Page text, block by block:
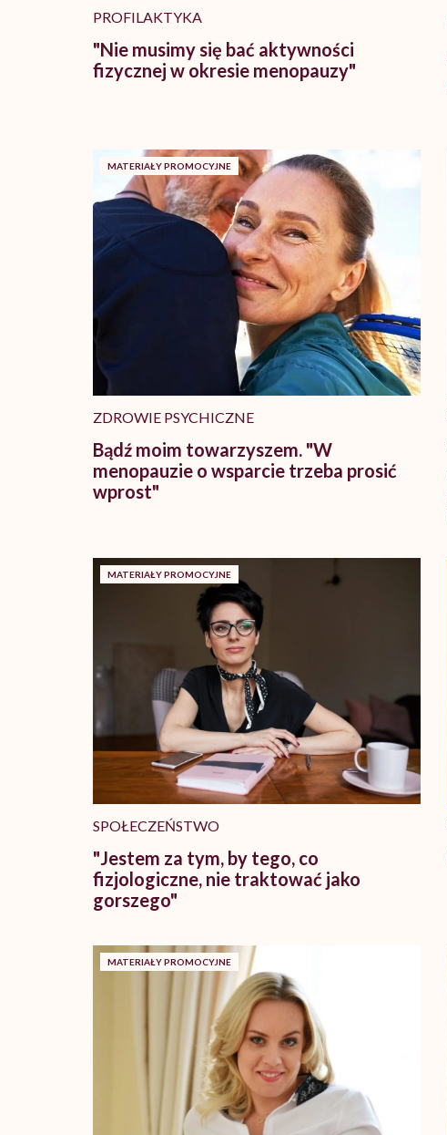
PROFILAKTYKA
"Nie musimy się bać aktywności
fizycznej w okresie menopauzy"
MATERIAŁY PROMOCYJNE
ZDROWIE PSYCHICZNE
Bądź moim towarzyszem. "W
menopauzie o wsparcie trzeba prosić
wprost"
MATERIAŁY PROMOCYJNE
SPOŁECZEŃSTWO
"Jestem za tym, by tego, co
fizjologiczne, nie traktować jako
gorszego"
MATERIAŁY PROMOCYJNE